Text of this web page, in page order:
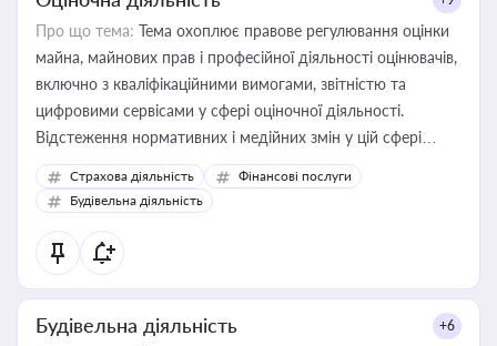
Про що тема: Тема охоплює правове регулювання оцінки
майна, майнових прав і професійної діяльності оцінювачів,
включно з кваліфікаційними вимогами, звітністю та
цифровими сервісами у сфері оціночної діяльності.
Відстеження нормативних і медійних змін у цій сфері
корисне для власника бізнесу, керівника, юриста або
бухгалтера під час оподаткування, приватизації, оренди
державного майна, корпоративних угод і перевірки
статусу суб'єктів оціночної діяльності
Страхова діяльність
Фінансові послуги
Будівельна діяльність
Будівельна діяльність +6